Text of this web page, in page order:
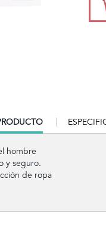
hombre
y seguro.
de ropa